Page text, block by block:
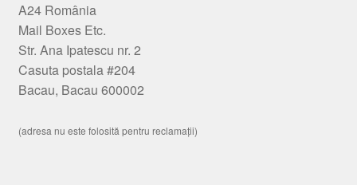
A24 România
Mail Boxes Etc.
Str. Ana Ipatescu nr. 2
Casuta postala #204
Bacau, Bacau 600002
(adresa nu este folosită pentru reclamații)